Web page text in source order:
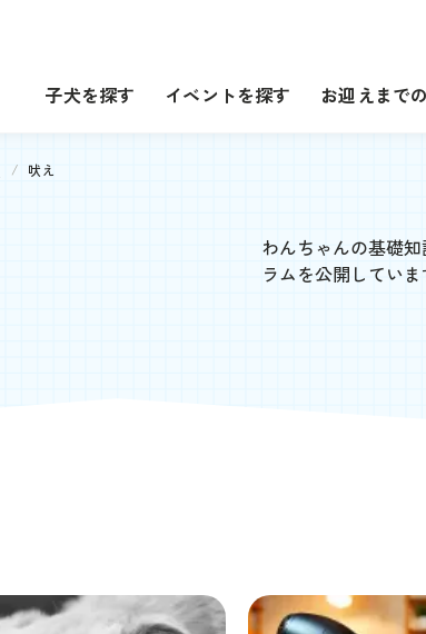
子犬を探す イベントを探す お迎えまで
吠え
わんちゃんの基礎
ラムを公開していま